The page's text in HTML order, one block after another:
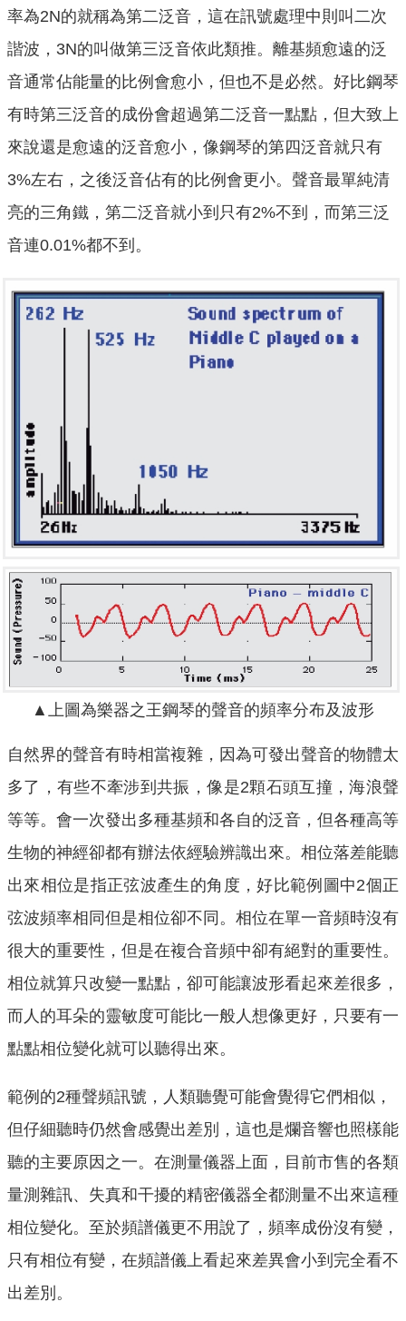
率為2N的就稱為第二泛音，這在訊號處理中則叫二次
諧波，3N的叫做第三泛音依此類推。離基頻愈遠的泛
音通常佔能量的比例會愈小，但也不是必然。好比鋼琴
有時第三泛音的成份會超過第二泛音一點點，但大致上
來說還是愈遠的泛音愈小，像鋼琴的第四泛音就只有
3%左右，之後泛音佔有的比例會更小。聲音最單純清
亮的三角鐵，第二泛音就小到只有2%不到，而第三泛
音連0.01%都不到。
▲上圖為樂器之王鋼琴的聲音的頻率分布及波形
自然界的聲音有時相當複雜，因為可發出聲音的物體太
多了，有些不牽涉到共振，像是2顆石頭互撞，海浪聲
等等。會一次發出多種基頻和各自的泛音，但各種高等
生物的神經卻都有辦法依經驗辨識出來。相位落差能聽
出來相位是指正弦波產生的角度，好比範例圖中2個正
弦波頻率相同但是相位卻不同。相位在單一音頻時沒有
很大的重要性，但是在複合音頻中卻有絕對的重要性。
相位就算只改變一點點，卻可能讓波形看起來差很多，
而人的耳朵的靈敏度可能比一般人想像更好，只要有一
點點相位變化就可以聽得出來。
範例的2種聲頻訊號，人類聽覺可能會覺得它們相似，
但仔細聽時仍然會感覺出差別，這也是爛音響也照樣能
聽的主要原因之一。在測量儀器上面，目前市售的各類
量測雜訊、失真和干擾的精密儀器全都測量不出來這種
相位變化。至於頻譜儀更不用說了，頻率成份沒有變，
只有相位有變，在頻譜儀上看起來差異會小到完全看不
出差別。